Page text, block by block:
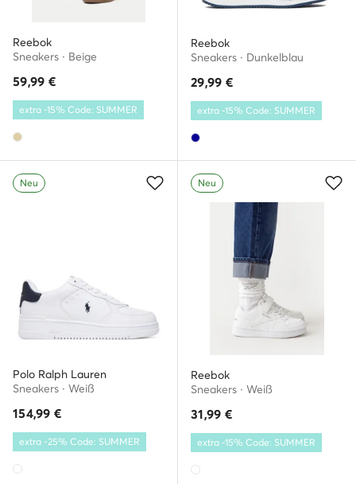
Reebok
Sneakers · Beige
59,99 €
extra -15% Code: SUMMER
Reebok
Sneakers · Dunkelblau
29,99 €
extra -15% Code: SUMMER
Neu
Polo Ralph Lauren
Sneakers · Weiß
154,99 €
extra -25% Code: SUMMER
Neu
Reebok
Sneakers · Weiß
31,99 €
extra -15% Code: SUMMER